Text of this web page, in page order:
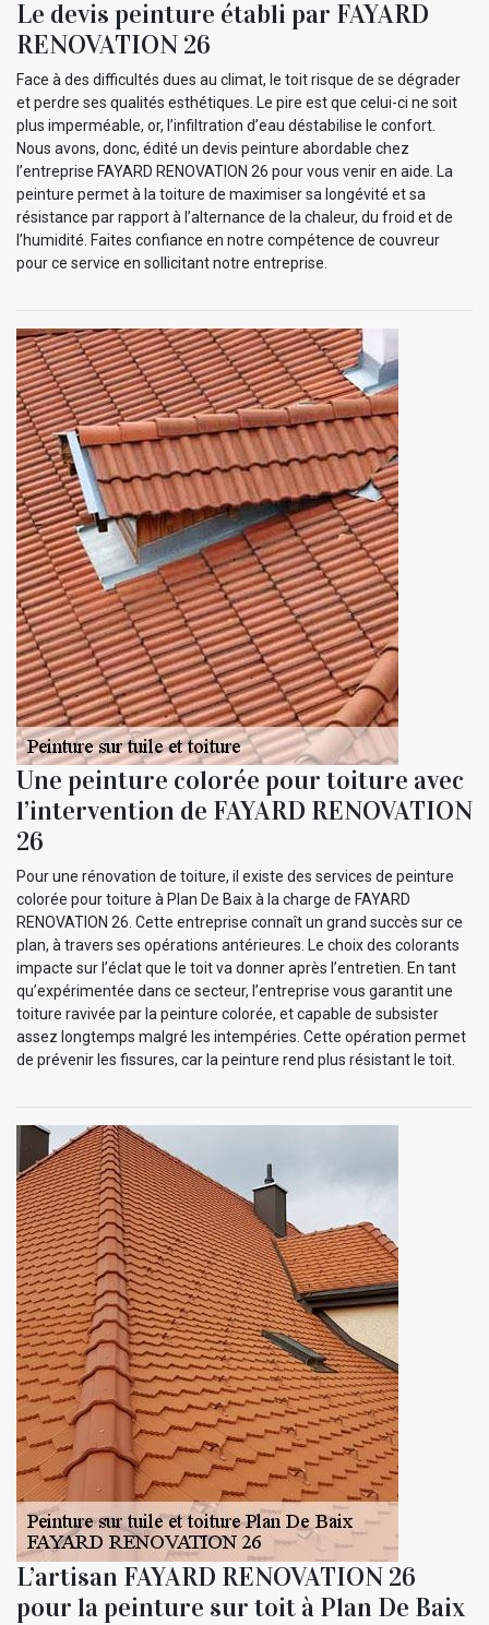
Le devis peinture établi par FAYARD
RENOVATION 26
Face à des difficultés dues au climat, le toit risque de se dégrader
et perdre ses qualités esthétiques. Le pire est que celui-ci ne soit
plus imperméable, or, l’infiltration d’eau déstabilise le confort.
Nous avons, donc, édité un devis peinture abordable chez
l’entreprise FAYARD RENOVATION 26 pour vous venir en aide. La
peinture permet à la toiture de maximiser sa longévité et sa
résistance par rapport à l’alternance de la chaleur, du froid et de
l’humidité. Faites confiance en notre compétence de couvreur
pour ce service en sollicitant notre entreprise.
Une peinture colorée pour toiture avec
l’intervention de FAYARD RENOVATION
26
Pour une rénovation de toiture, il existe des services de peinture
colorée pour toiture à Plan De Baix à la charge de FAYARD
RENOVATION 26. Cette entreprise connaît un grand succès sur ce
plan, à travers ses opérations antérieures. Le choix des colorants
impacte sur l’éclat que le toit va donner après l’entretien. En tant
qu’expérimentée dans ce secteur, l’entreprise vous garantit une
toiture ravivée par la peinture colorée, et capable de subsister
assez longtemps malgré les intempéries. Cette opération permet
de prévenir les fissures, car la peinture rend plus résistant le toit.
L’artisan FAYARD RENOVATION 26
pour la peinture sur toit à Plan De Baix